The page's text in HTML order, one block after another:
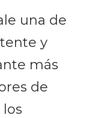
una de
y
más
de
los